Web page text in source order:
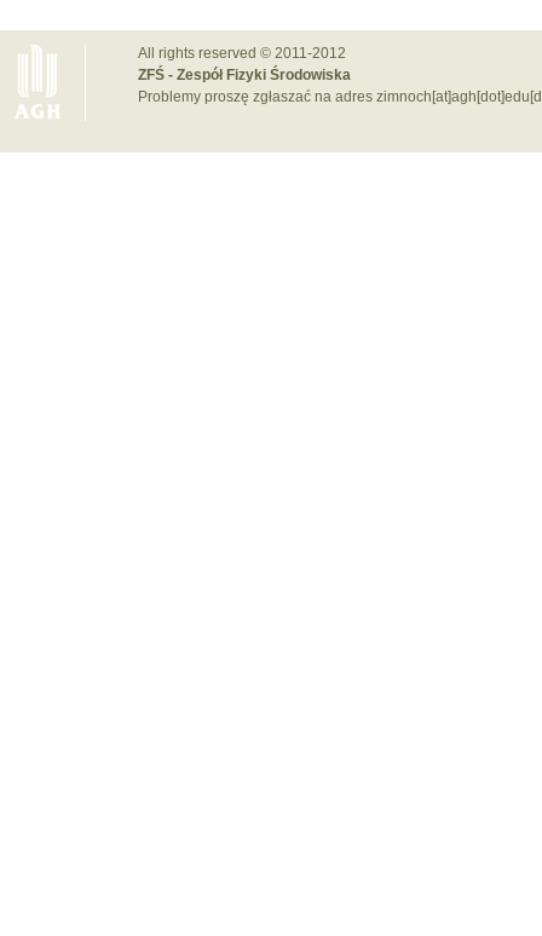
All rights reserved © 2011-2012
ZFŚ - Zespół Fizyki Środowiska
Problemy proszę zgłaszać na adres